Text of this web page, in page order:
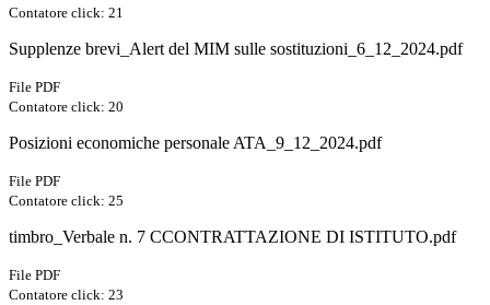
Contatore click: 21
Supplenze brevi_Alert del MIM sulle sostituzioni_6_12_2024.pdf
File PDF
Contatore click: 20
Posizioni economiche personale ATA_9_12_2024.pdf
File PDF
Contatore click: 25
timbro_Verbale n. 7 CCONTRATTAZIONE DI ISTITUTO.pdf
File PDF
Contatore click: 23